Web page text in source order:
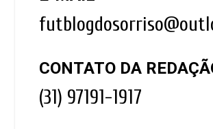
CONTATO DA
(31) 97191-1917